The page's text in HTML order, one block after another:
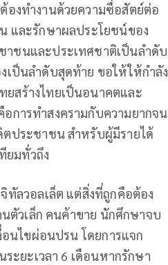
องทำงานด้วยความซื่อสัตย์ต่อ
และรักษาผลประโยชน์ของ
าชนและประเทศชาติเป็นลำดับ
ป็นลำดับสุดท้าย ขอให้ให้กำลัง
สร้างไทยเป็นอนาคตและ
การทำสงครามกับความยากจน
ประชาชน สำหรับผู้มีรายได้
ยมทั่วถึง
ทัลวอลเล็ต แต่สิ่งที่ถูกคือต้อง
นตัวเล็ก คนค้าขาย นักศึกษาจบ
อนไขผ่อนปรน โดยการแจก
ะยะเวลา 6 เดือนหากรักษา